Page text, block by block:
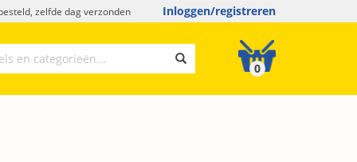
zelfde dag verzonden Inloggen/registreren
0